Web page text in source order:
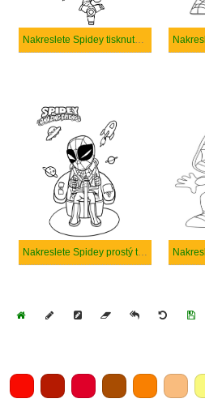
Nakreslete Spidey tisknutelné pro děti
Nakreslete Spidey prostý tisknutelné